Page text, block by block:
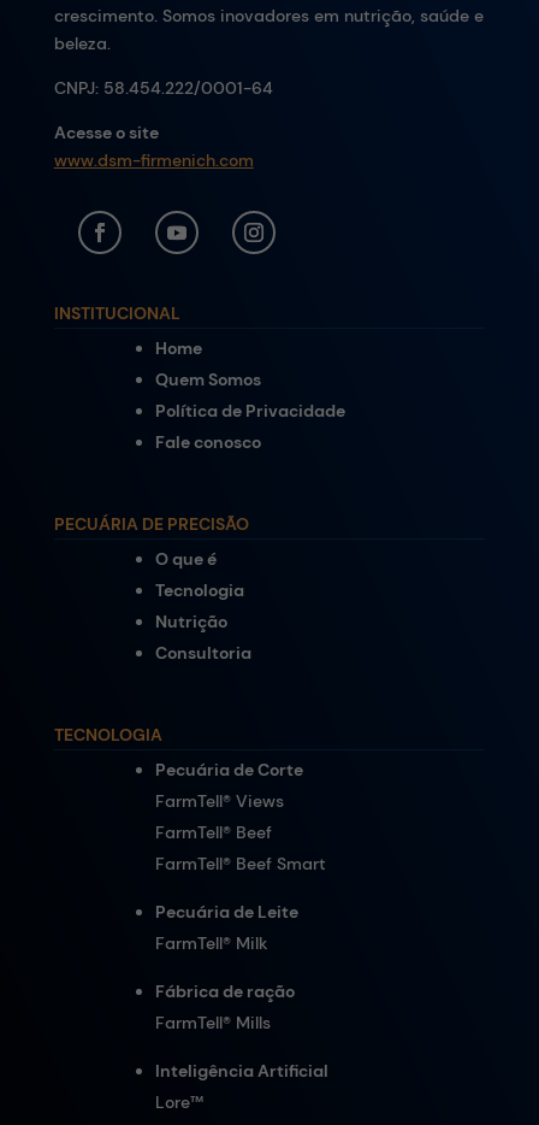
crescimento. Somos inovadores em nutrição, saúde e
beleza.
CNPJ: 58.454.222/0001-64
Acesse o site
www.dsm-firmenich.com
INSTITUCIONAL
Home
Quem Somos
Política de Privacidade
Fale conosco
PECUÁRIA DE PRECISÃO
O que é
Tecnologia
Nutrição
Consultoria
TECNOLOGIA
Pecuária de Corte
FarmTell® Views
FarmTell® Beef
FarmTell® Beef Smart
Pecuária de Leite
FarmTell® Milk
Fábrica de ração
FarmTell® Mills
Inteligência Artificial
Lore™